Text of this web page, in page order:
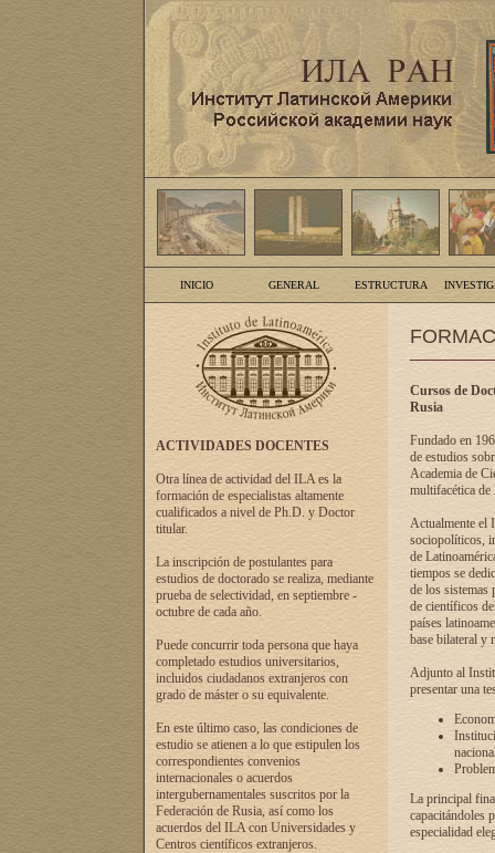
INICIO GENERAL ESTRUCTURA
ACTIVIDADES DOCENTES
Otra línea de actividad del ILA es la
formación de especialistas altamente
cualificados a nivel de Ph.D. y Doctor
titular.
La inscripción de postulantes para
estudios de doctorado se realiza, mediante
prueba de selectividad, en septiembre -
octubre de cada año.
Puede concurrir toda persona que haya
completado estudios universitarios,
incluidos ciudadanos extranjeros con
grado de máster o su equivalente.
En este último caso, las condiciones de
estudio se atienen a lo que estipulen los
correspondientes convenios
internacionales o acuerdos
intergubernamentales suscritos por la
Federación de Rusia, así como los
acuerdos del ILA con Universidades y
Centros científicos extranjeros.
Cursos de
Rusia
Fundado en
de estudios
Academia de
multifacética de
Actualmente el
sociopolíticos,
de
tiempos se
de los sistemas
de científicos
países
base bilateral y
Adjunto al
presentar una
La principal
capacitándoles
especialidad